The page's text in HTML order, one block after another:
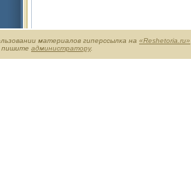
материалов гиперссылка на «Reshetoria.ru»
пишите администратору.